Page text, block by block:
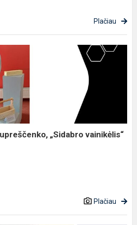
Plačiau
„Sidabro vainikėlis“
Plačiau